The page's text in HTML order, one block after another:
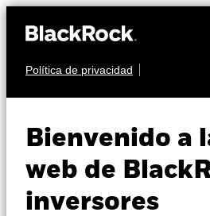
Política de privacidad
Bienvenido a
web de
inversores
Perspectivas
Visión de mercado
Absolute
Fund